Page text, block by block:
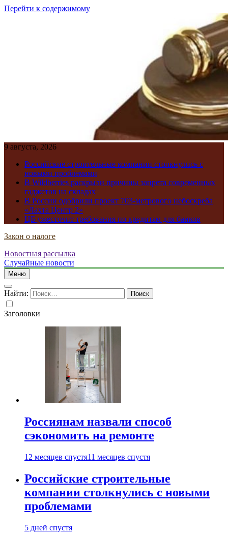
Перейти к содержимому
9 августа, 2026
Российские строительные компании столкнулись с
новыми проблемами
В Wildberries раскрыли причины запрета современных
гаджетов на складах
В России одобрили проект 703-метрового небоскреба
«Лахта Центр 2»
ЦБ ужесточит требования по кредитам для банков
Закон о налоге
Новостная рассылка
Случайные новости
Меню
Найти:
Заголовки
Россиянам назвали способ
сэкономить на ремонте
12 месяцев спустя11 месяцев спустя
Российские строительные
компании столкнулись с новыми
проблемами
5 дней спустя